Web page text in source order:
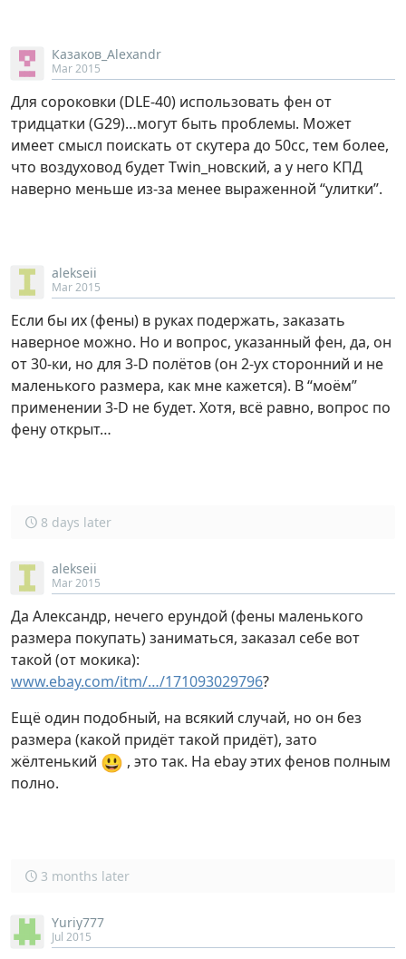
Казаков_Alexandr
Mar 2015
Для сороковки (DLE-40) использовать фен от
тридцатки (G29)…могут быть проблемы. Может
имеет смысл поискать от скутера до 50сс, тем более,
что воздуховод будет Twin_новский, а у него КПД
наверно меньше из-за менее выраженной “улитки”.
alekseii
Mar 2015
Если бы их (фены) в руках подержать, заказать
наверное можно. Но и вопрос, указанный фен, да, он
от 30-ки, но для 3-D полётов (он 2-ух сторонний и не
маленького размера, как мне кажется). В “моём”
применении 3-D не будет. Хотя, всё равно, вопрос по
фену открыт…
8 days later
alekseii
Mar 2015
Да Александр, нечего ерундой (фены маленького
размера покупать) заниматься, заказал себе вот
такой (от мокика):
www.ebay.com/itm/…/171093029796?
Ещё один подобный, на всякий случай, но он без
размера (какой придёт такой придёт), зато
жёлтенький 😃 , это так. На ebay этих фенов полным
полно.
3 months later
Yuriy777
Jul 2015